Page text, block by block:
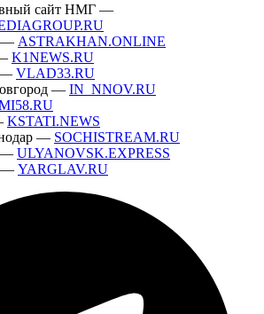
сайт НМГ —
— ASTRAKHAN.ONLINE
K1NEWS.RU
— VLAD33.RU
— IN_NNOV.RU
KSTATI.NEWS
— SOCHISTREAM.RU
— ULYANOVSK.EXPRESS
— YARGLAV.RU